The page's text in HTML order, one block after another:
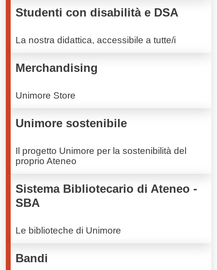
Studenti con disabilità e DSA
La nostra didattica, accessibile a tutte/i
Merchandising
Unimore Store
Unimore sostenibile
Il progetto Unimore per la sostenibilità del
proprio Ateneo
Sistema Bibliotecario di Ateneo -
SBA
Le biblioteche di Unimore
Bandi